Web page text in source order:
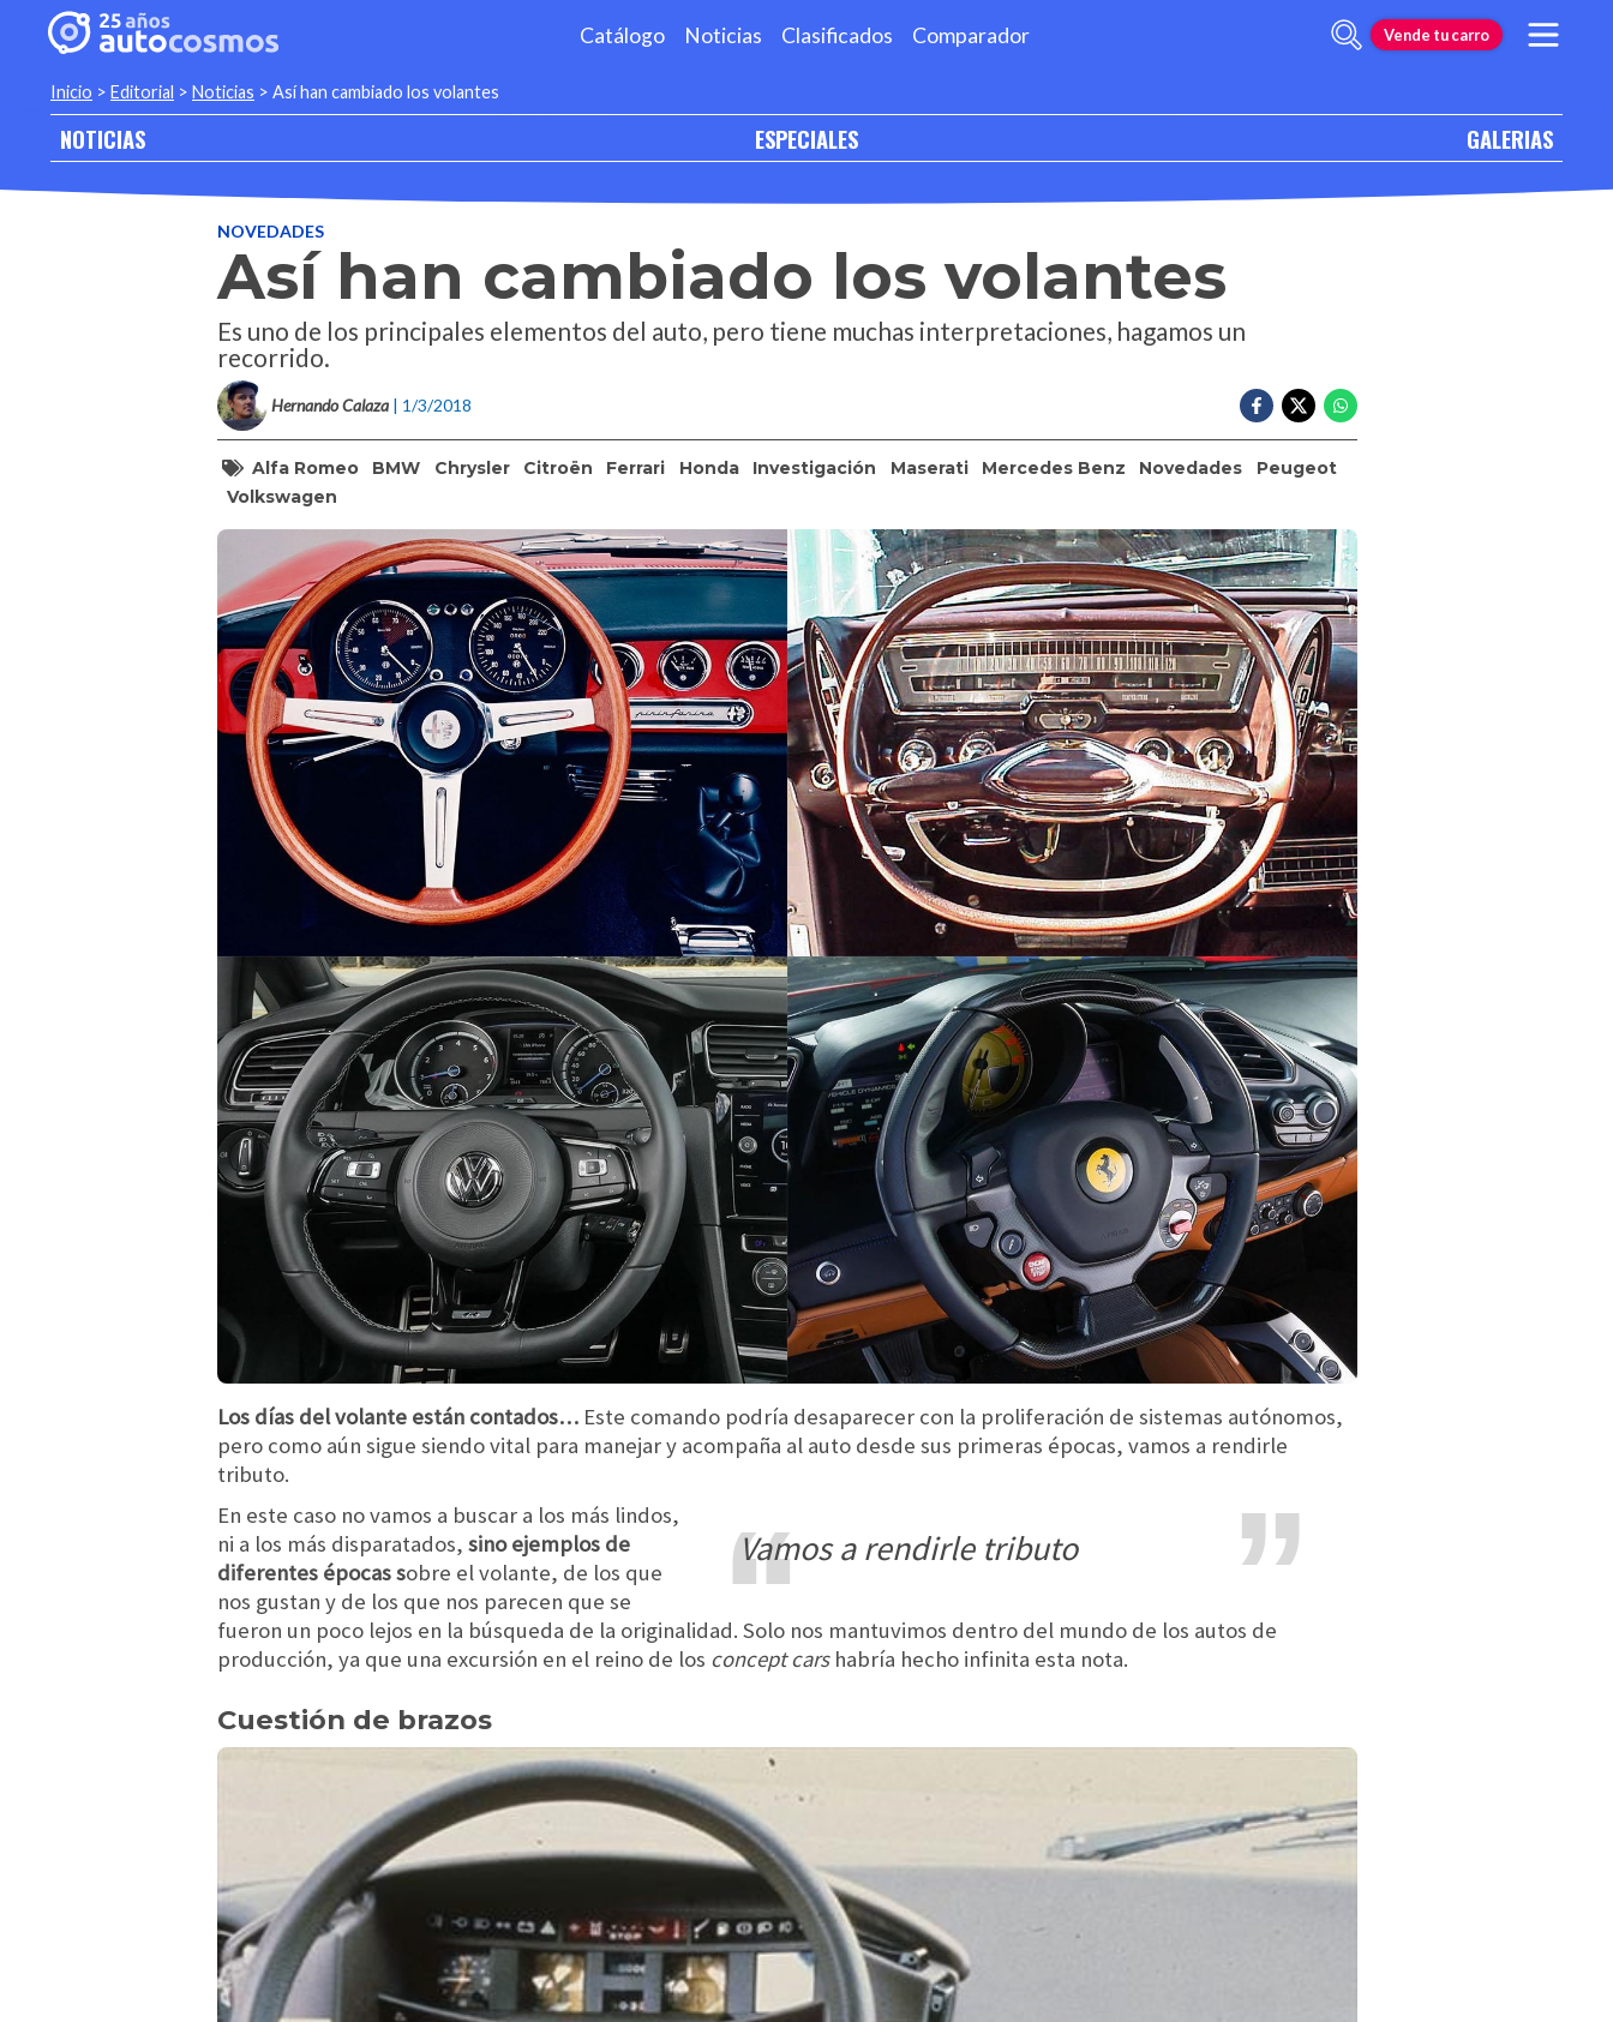
Catálogo Noticias Clasificados Comparador Vende tu carro
Inicio > Editorial > Noticias > Así han cambiado los volantes
NOTICIAS ESPECIALES GALERIAS
NOVEDADES
Así han cambiado los volantes
Es uno de los principales elementos del auto, pero tiene muchas interpretaciones, hagamos un
recorrido.
Hernando Calaza | 1/3/2018
Alfa Romeo BMW Chrysler Citroën Ferrari Honda Investigación Maserati Mercedes Benz Novedades
Peugeot
Volkswagen
Los días del volante están contados… Este comando podría desaparecer con la proliferación de sistemas autónomos,
pero como aún sigue siendo vital para manejar y acompaña al auto desde sus primeras épocas, vamos a rendirle
tributo.
vamos a rendirle tributo
En este caso no vamos a buscar a los más lindos,
ni a los más disparatados, sino ejemplos de
diferentes épocas sobre el volante, de los que
nos gustan y de los que nos parecen que se
fueron un poco lejos en la búsqueda de la originalidad. Solo nos mantuvimos dentro del mundo de los autos de
producción, ya que una excursión en el reino de los concept carshabría hecho infinita esta nota.
Cuestión de brazos